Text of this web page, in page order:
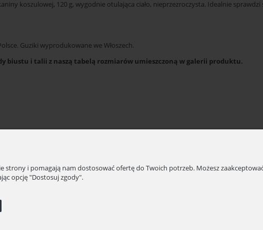
koszulowej, 120 g, wygodnie otulająca ciało, nieprzezroczysta. Idealnie
Guziki wyprodukowane we Włoszech.
biustu i talii z naszą tabelą rozmiarów umieszczoną w galerii produktu.
strony i pomagają nam dostosować ofertę do Twoich potrzeb. Możesz
opcję "Dostosuj zgody".